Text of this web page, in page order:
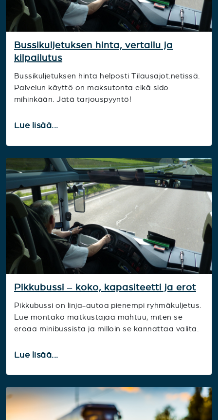
Bussikuljetuksen hinta, vertailu ja
kilpailutus
Bussikuljetuksen hinta helposti Tilausajot.netissä.
Palvelun käyttö on maksutonta eikä sido
mihinkään. Jätä tarjouspyyntö!
Lue lisää...
Pikkubussi – koko, kapasiteetti ja erot
Pikkubussi on linja-autoa pienempi ryhmäkuljetus.
Lue montako matkustajaa mahtuu, miten se
eroaa minibussista ja milloin se kannattaa valita.
Lue lisää...